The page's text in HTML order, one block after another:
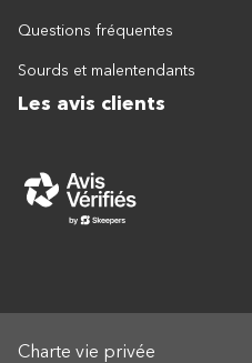
Questions fréquentes
Sourds et malentendants
Les avis clients
Charte vie privée